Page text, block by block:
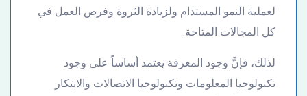
لعملية النمو المستدام ولزيادة الثروة وفرص العمل في
كل المجالات المتاحة.
لذلك، فإنَّ وجود المعرفة يعتمد أساساً على وجود
تكنولوجيا المعلومات وتكنولوجيا الاتصالات والابتكار